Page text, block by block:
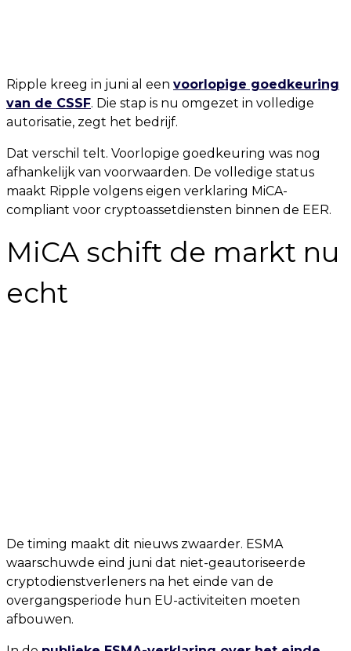
Ripple kreeg in juni al een voorlopige goedkeuring
van de CSSF. Die stap is nu omgezet in volledige
autorisatie, zegt het bedrijf.
Dat verschil telt. Voorlopige goedkeuring was nog
afhankelijk van voorwaarden. De volledige status
maakt Ripple volgens eigen verklaring MiCA-
compliant voor cryptoassetdiensten binnen de EER.
MiCA schift de markt nu
echt
De timing maakt dit nieuws zwaarder. ESMA
waarschuwde eind juni dat niet-geautoriseerde
cryptodienstverleners na het einde van de
overgangsperiode hun EU-activiteiten moeten
afbouwen.